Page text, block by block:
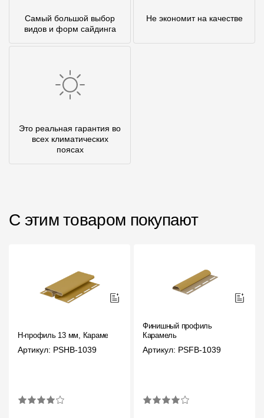
Самый большой выбор
видов и форм сайдинга
Не экономит на качестве
Это реальная гарантия во
всех климатических
поясах
С этим товаром покупают
H-профиль 13 мм, Карамель
Артикул: PSHB-1039
Финишный профиль
Карамель
Артикул: PSFB-1039